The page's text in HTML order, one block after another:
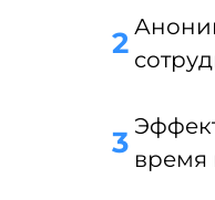
время